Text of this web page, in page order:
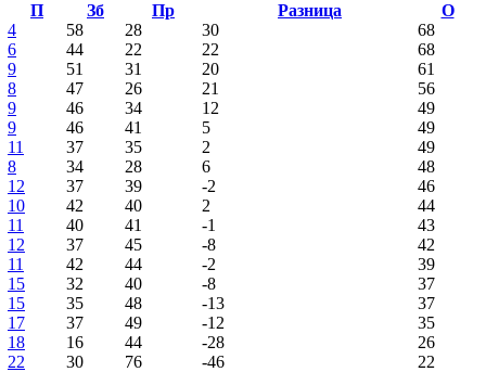
П Зб Пр Разница
О
4
58 28 30
68
6
44 22 22
68
9
51 31 20
61
8
47 26 21
56
9
46 34 12
49
9
46 41 5
49
11
37 35 2
49
8
34 28 6
48
12
37 39 -2
46
10
42 40 2
44
11
40 41 -1
43
12
37 45 -8
42
11
42 44 -2
39
15
32 40 -8
37
15
35 48 -13
37
17
37 49 -12
35
18
16 44 -28
26
22
30 76 -46 22